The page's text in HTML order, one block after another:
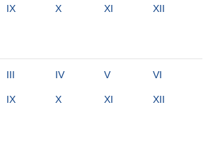
IX X XI XII
III IV V VI
IX X XI XII